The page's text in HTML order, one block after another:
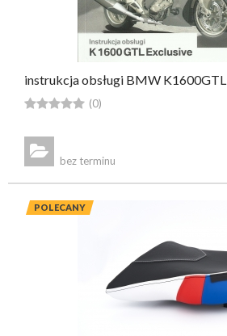
instrukcja obsługi BMW K1600GTL
 (0)

bez terminu
POLECANY